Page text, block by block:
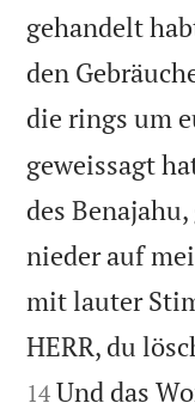
gehandelt
den
die rings um
geweissagt
des
nieder auf
mit lauter
HERR, du
14 Und das